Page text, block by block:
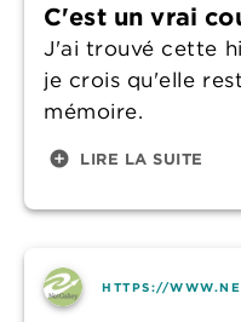
C'est un vrai
J'ai trouvé cette
je crois qu'elle
mémoire.
add_circle LIRE LA SUITE
HTTPS://